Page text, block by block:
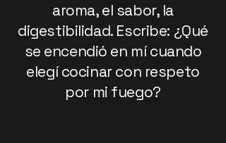
aroma, el sabor, la
digestibilidad. Escribe: ¿Qué
se encendió en mí cuando
elegí cocinar con respeto
por mi fuego?